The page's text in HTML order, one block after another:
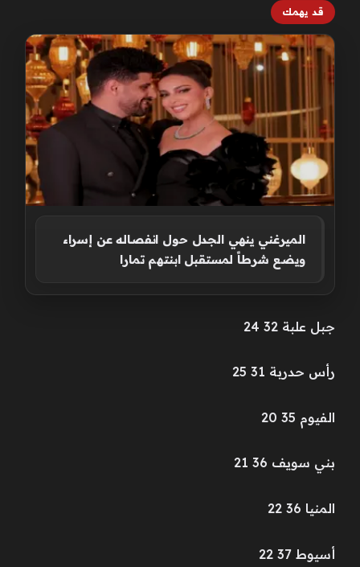
قد يهمك
الميرغني ينهي الجدل حول انفصاله عن إسراء
ويضع شرطاً لمستقبل ابنتهم تمارا
جبل علبة 32 24
رأس حدربة 31 25
الفيوم 35 20
بني سويف 36 21
المنيا 36 22
أسيوط 37 22